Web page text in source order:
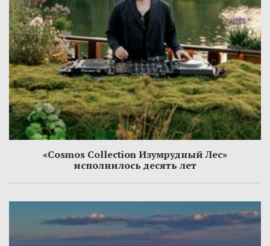
«Cosmos Collection Изумрудный Лес»
исполнилось десять лет